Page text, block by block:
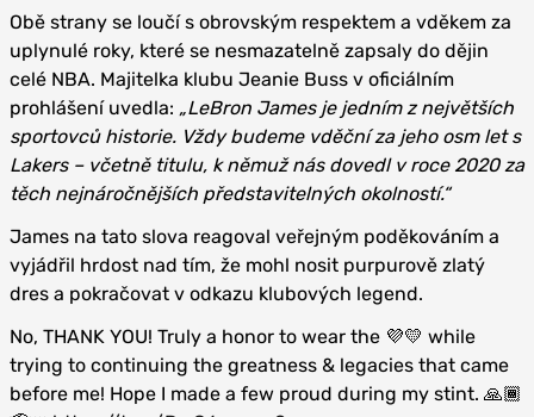
Obě strany se loučí s obrovským respektem a vděkem za
uplynulé roky, které se nesmazatelně zapsaly do dějin
celé NBA. Majitelka klubu Jeanie Buss v oficiálním
prohlášení uvedla: „LeBron James je jedním z největších
sportovců historie. Vždy budeme vděční za jeho osm let s
Lakers – včetně titulu, k němuž nás dovedl v roce 2020 za
těch nejnáročnějších představitelných okolností.“
James na tato slova reagoval veřejným poděkováním a
vyjádřil hrdost nad tím, že mohl nosit purpurově zlatý
dres a pokračovat v odkazu klubových legend.
No, THANK YOU! Truly a honor to wear the 💜💛 while
trying to continuing the greatness & legacies that came
before me! Hope I made a few proud during my stint. 🙏🏾